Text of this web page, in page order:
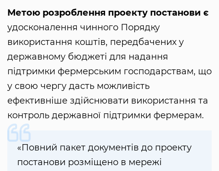
Метою розроблення проекту постанови є
удосконалення чинного Порядку
використання коштів, передбачених у
державному бюджеті для надання
підтримки фермерським господарствам, що
у свою чергу дасть можливість
ефективніше здійснювати використання та
контроль державної підтримки фермерам.
«Повний пакет документів до проекту
постанови розміщено в мережі